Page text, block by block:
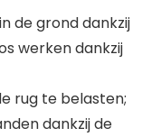
de grond dankzij
werken dankzij
rug te belasten;
dankzij de